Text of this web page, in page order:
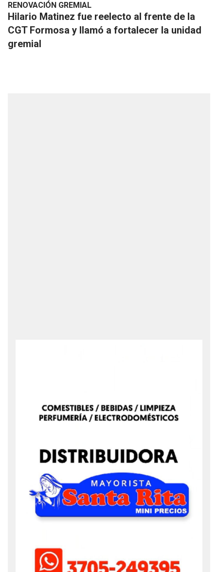
RENOVACIÓN GREMIAL
Hilario Matinez fue reelecto al frente de la
CGT Formosa y llamó a fortalecer la unidad
gremial